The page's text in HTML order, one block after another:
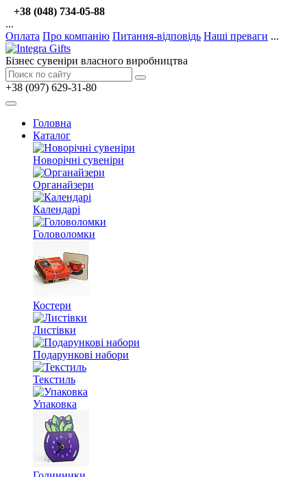
+38 (048) 734-05-88
...
Оплата Про компанію Питання-відповідь Наші преваги ...
Бізнес сувеніри власного виробництва
+38 (097) 629-31-80
Головна
Каталог
Новорічні сувеніри
Органайзери
Календарі
Головоломки
Костери
Листівки
Подарункові набори
Текстиль
Упаковка